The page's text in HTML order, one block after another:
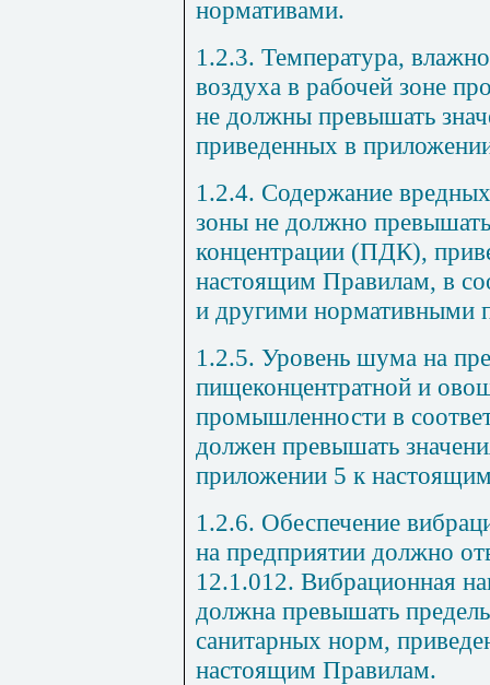
нормативами.
1.2.3. Температура,
воздуха в рабочей зоне
не должны превышать
приведенных в
1.2.4. Содержание
зоны не должно
концентрации (ПДК),
настоящим Правилам, в
и другими нормативными
1.2.5. Уровень шума на
пищеконцентратной и
промышленности в
должен превышать
приложении 5 к
1.2.6. Обеспечение
на предприятии должно
12.1.012. Вибрационная
должна превышать
санитарных норм,
настоящим Правилам.